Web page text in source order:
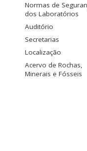
Normas de
dos Laboratórios
Auditório
Secretarias
Localização
Acervo de Rochas,
Minerais e Fósseis